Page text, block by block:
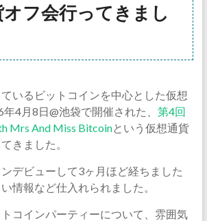
フ会行ってきまし
いるビットコインを中心とした仮想
4月8日@池袋で開催された、 第4回
Mrs And Miss Bitcoinという仮想通貨
きました。
デビューして3ヶ月ほど経ちました
情報など仕入れられました。
コインパーティーについて、雰囲気